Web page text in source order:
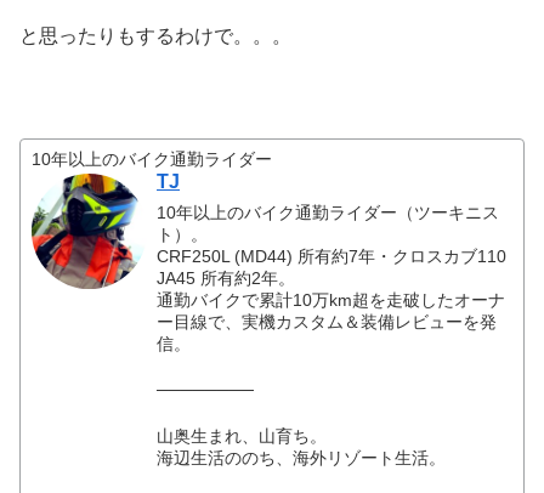
と思ったりもするわけで。。。
10年以上のバイク通勤ライダー
TJ
10年以上のバイク通勤ライダー（ツーキニス
ト）。
CRF250L (MD44) 所有約7年・クロスカブ110
JA45 所有約2年。
通勤バイクで累計10万km超を走破したオーナ
ー目線で、実機カスタム＆装備レビューを発
信。
────────
山奥生まれ、山育ち。
海辺生活ののち、海外リゾート生活。